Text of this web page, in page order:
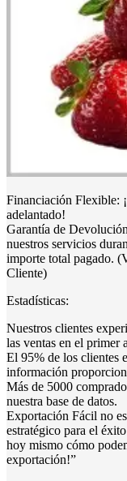
Financiación Flexible:
adelantado!
Garantía de
nuestros servicios
importe total pagado.
Cliente)
Estadísticas:
Nuestros clientes
las ventas en el primer
El 95% de los clientes
información
Más de 5000
nuestra base de datos.
Exportación Fácil no
estratégico para el
hoy mismo cómo
exportación!”